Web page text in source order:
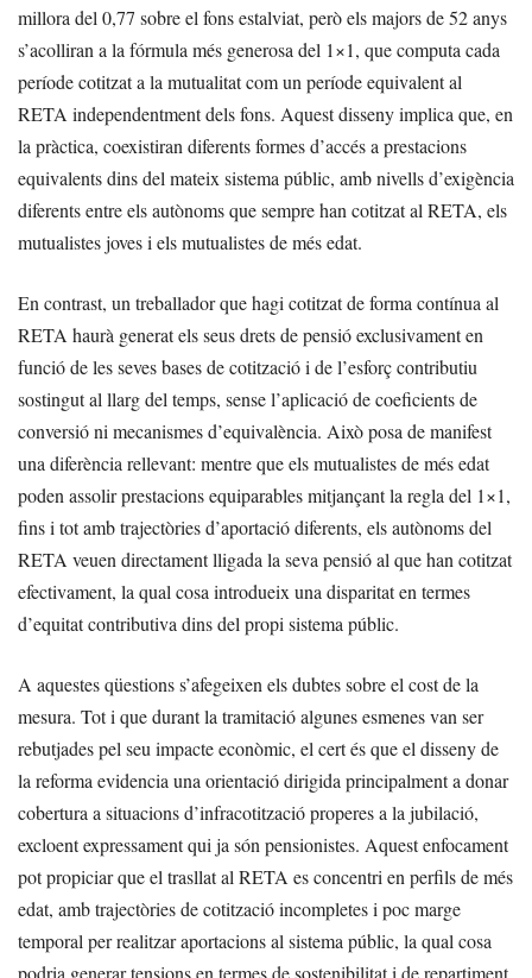
millora del 0,77 sobre el fons estalviat, però els majors de 52 anys
s’acolliran a la fórmula més generosa del 1×1, que computa cada
període cotitzat a la mutualitat com un període equivalent al
RETA independentment dels fons. Aquest disseny implica que, en
la pràctica, coexistiran diferents formes d’accés a prestacions
equivalents dins del mateix sistema públic, amb nivells d’exigència
diferents entre els autònoms que sempre han cotitzat al RETA, els
mutualistes joves i els mutualistes de més edat.
En contrast, un treballador que hagi cotitzat de forma contínua al
RETA haurà generat els seus drets de pensió exclusivament en
funció de les seves bases de cotització i de l’esforç contributiu
sostingut al llarg del temps, sense l’aplicació de coeficients de
conversió ni mecanismes d’equivalència. Això posa de manifest
una diferència rellevant: mentre que els mutualistes de més edat
poden assolir prestacions equiparables mitjançant la regla del 1×1,
fins i tot amb trajectòries d’aportació diferents, els autònoms del
RETA veuen directament lligada la seva pensió al que han cotitzat
efectivament, la qual cosa introdueix una disparitat en termes
d’equitat contributiva dins del propi sistema públic.
A aquestes qüestions s’afegeixen els dubtes sobre el cost de la
mesura. Tot i que durant la tramitació algunes esmenes van ser
rebutjades pel seu impacte econòmic, el cert és que el disseny de
la reforma evidencia una orientació dirigida principalment a donar
cobertura a situacions d’infracotització properes a la jubilació,
excloent expressament qui ja són pensionistes. Aquest enfocament
pot propiciar que el trasllat al RETA es concentri en perfils de més
edat, amb trajectòries de cotització incompletes i poc marge
temporal per realitzar aportacions al sistema públic, la qual cosa
podria generar tensions en termes de sostenibilitat i de repartiment